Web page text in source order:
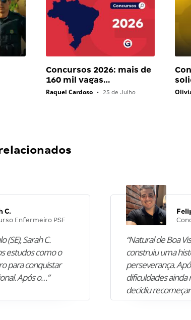
Concursos 2026: mais de
160 mil vagas…
Raquel Cardoso • 25 de Julho
C.
Enfermeiro PSF
(SE), Sarah C.
estudos como o
para conquistar
Após o…”
“Natural de Boa
construiu uma
perseverança.
dificuldades ainda
decidiu